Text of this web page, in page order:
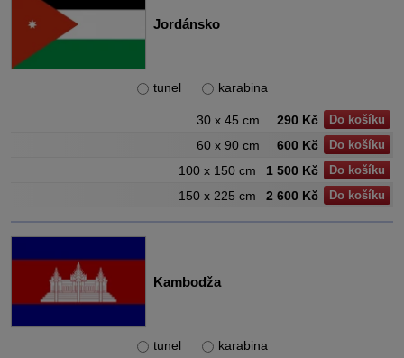
Jordánsko
tunel karabina
30 x 45 cm 290 Kč Do košíku
60 x 90 cm 600 Kč Do košíku
100 x 150 cm 1 500 Kč Do košíku
150 x 225 cm 2 600 Kč Do košíku
Kambodža
tunel karabina